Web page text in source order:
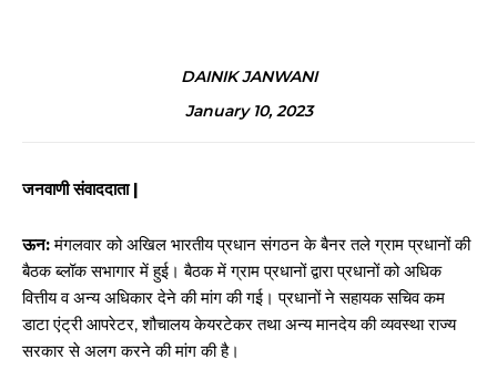
DAINIK JANWANI
January 10, 2023
जनवाणी संवाददाता |
ऊन:मंगलवार को अखिल भारतीय प्रधान संगठन के बैनर तले ग्राम प्रधानों की
बैठक ब्लॉक सभागार में हुई। बैठक में ग्राम प्रधानों द्वारा प्रधानों को अधिक
वित्तीय व अन्य अधिकार देने की मांग की गई। प्रधानों ने सहायक सचिव कम
डाटा एंट्री आपरेटर, शौचालय केयरटेकर तथा अन्य मानदेय की व्यवस्था राज्य
सरकार से अलग करने की मांग की है।